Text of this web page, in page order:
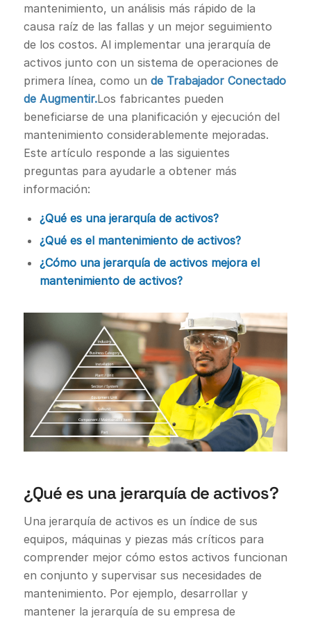
mantenimiento, un análisis más rápido de la
causa raíz de las fallas y un mejor seguimiento
de los costos. Al implementar una jerarquía de
activos junto con un sistema de operaciones de
primera línea, como un de Trabajador Conectado
de Augmentir.Los fabricantes pueden
beneficiarse de una planificación y ejecución del
mantenimiento considerablemente mejoradas.
Este artículo responde a las siguientes
preguntas para ayudarle a obtener más
información:
¿Qué es una jerarquía de activos?
¿Qué es el mantenimiento de activos?
¿Cómo una jerarquía de activos mejora el
mantenimiento de activos?
¿Qué es una jerarquía de activos?
Una jerarquía de activos es un índice de sus
equipos, máquinas y piezas más críticos para
comprender mejor cómo estos activos funcionan
en conjunto y supervisar sus necesidades de
mantenimiento. Por ejemplo, desarrollar y
mantener la jerarquía de su empresa de